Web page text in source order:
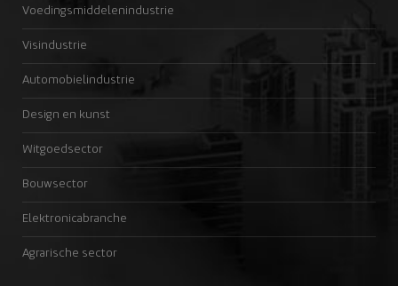
Voedingsmiddelenindustrie
Visindustrie
Automobielindustrie
Design en kunst
Witgoedsector
Bouwsector
Elektronicabranche
Agrarische sector